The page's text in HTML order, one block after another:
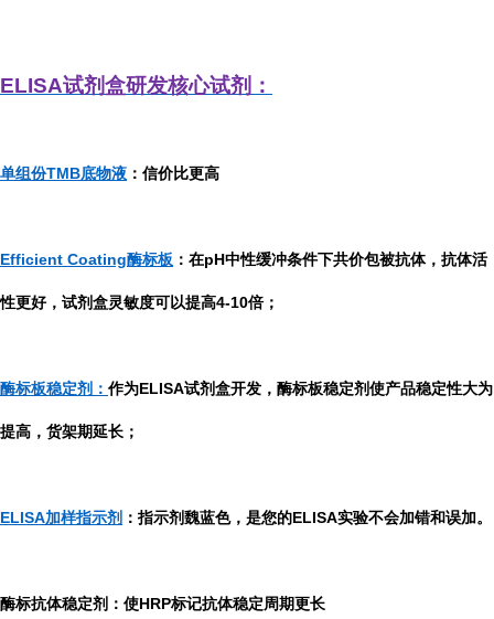
ELISA试剂盒研发核心试剂：
单组份TMB底物液 ：信价比更高
Efficient Coating酶标板 ：在pH中性缓冲条件下共价包被抗体，抗体活
性更好，试剂盒灵敏度可以提高4-10倍；
酶标板稳定剂： 作为ELISA试剂盒开发，酶标板稳定剂使产品稳定性大为
提高，货架期延长；
ELISA加样指示剂 ：指示剂魏蓝色，是您的ELISA实验不会加错和误加。
酶标抗体稳定剂：使HRP标记抗体稳定周期更长